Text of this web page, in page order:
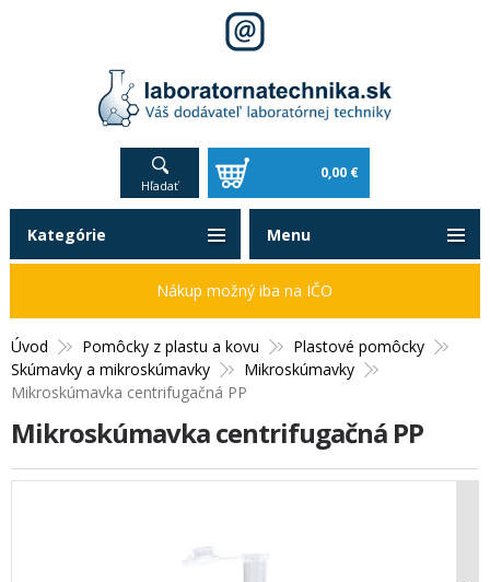
Hľadať
0,00 €
Úvod Pomôcky z plastu a kovu
Plastové pomôcky
Skúmavky a mikroskúmavky
Mikroskúmavky
Mikroskúmavka centrifugačná PP
Mikroskúmavka centrifugačná PP
Kategórie
Nákup možný iba na IČO
Menu